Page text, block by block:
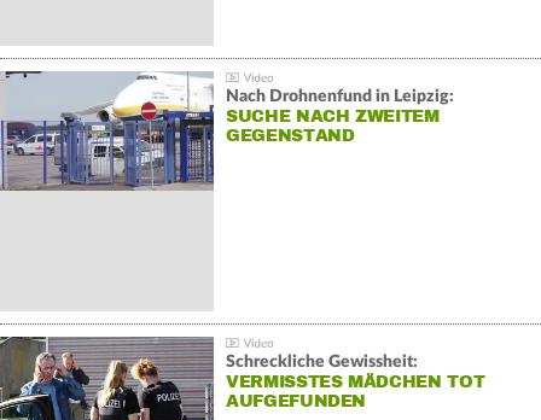
Nach Drohnenfund in Leipzig:
SUCHE NACH ZWEITEM
GEGENSTAND
Schreckliche Gewissheit:
VERMISSTES MÄDCHEN TOT
AUFGEFUNDEN